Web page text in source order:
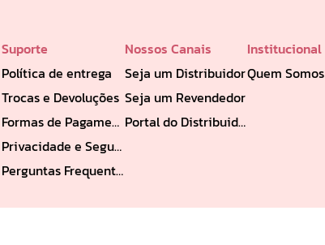
Suporte
Política de entrega
Trocas e Devoluções
Formas de Pagamento
Privacidade e Segurança
Perguntas Frequentes
Nossos Canais
Seja um Distribuidor
Seja um Revendedor
Portal do Distribuidor
Institucional
Quem Somos